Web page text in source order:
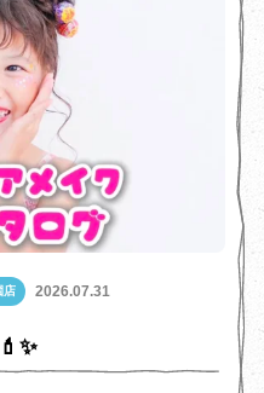
店 2026.07.31